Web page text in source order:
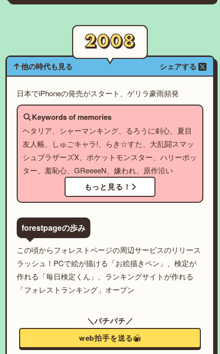
他の時代も見る シェアする
日本でiPhoneの発売がスタート、ゲリラ豪雨頻発
Keywords of memories
ヘタリア、シャーマンキング、るろうに剣心、夏目
友人帳、しゅごキャラ!、らき☆すた、大乱闘スマッ
シュブラザーズX、ポケットモンスター、ハリーポッ
ター、羞恥心、GReeeeN、嫌われ、原作沿い
もっと見る！
forestpageの歩み
この頃からフォレストページの周辺サービスのリリース
ラッシュ！PCで絵が描ける「お絵描きペン」、検定が
作れる「毎日検定くん」、ランキングサイトが作れる
「フォレストランキング」オープン
＼パチパチ／
web拍手を送る